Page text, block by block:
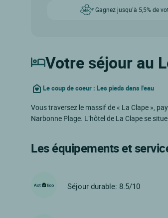
Gagnez jusqu’à 5,5% de
Votre séjour au
Le coup de coeur : Les pieds dans l'eau
Vous traversez le massif de « La Clape »,
Narbonne Plage. L’hôtel de La Clape se
Les équipements et
Séjour durable: 8.5/10